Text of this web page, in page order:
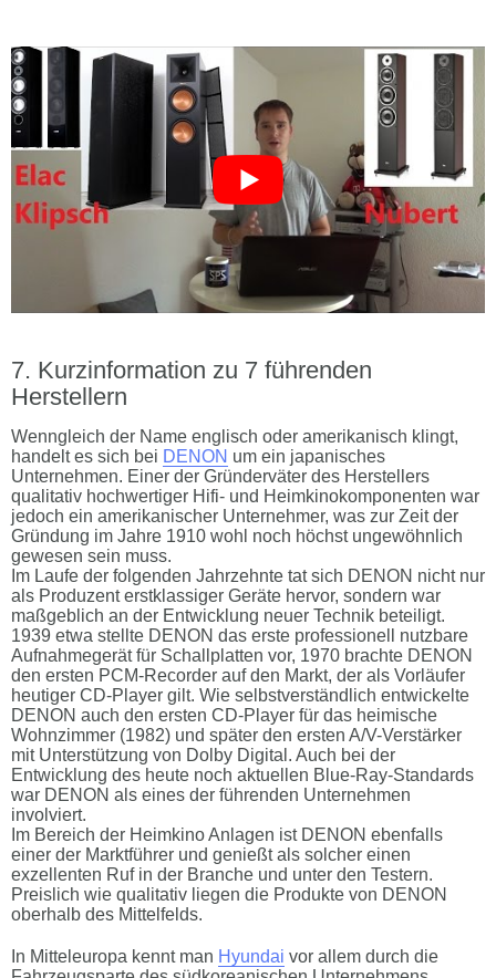
Kurzinformation zu 7 führenden
Herstellern
Wenngleich der Name englisch oder amerikanisch klingt,
handelt es sich bei DENON um ein japanisches
Unternehmen. Einer der Gründerväter des Herstellers
qualitativ hochwertiger Hifi- und Heimkinokomponenten war
jedoch ein amerikanischer Unternehmer, was zur Zeit der
Gründung im Jahre 1910 wohl noch höchst ungewöhnlich
gewesen sein muss.
Im Laufe der folgenden Jahrzehnte tat sich DENON nicht nur
als Produzent erstklassiger Geräte hervor, sondern war
maßgeblich an der Entwicklung neuer Technik beteiligt.
1939 etwa stellte DENON das erste professionell nutzbare
Aufnahmegerät für Schallplatten vor, 1970 brachte DENON
den ersten PCM-Recorder auf den Markt, der als Vorläufer
heutiger CD-Player gilt. Wie selbstverständlich entwickelte
DENON auch den ersten CD-Player für das heimische
Wohnzimmer (1982) und später den ersten A/V-Verstärker
mit Unterstützung von Dolby Digital. Auch bei der
Entwicklung des heute noch aktuellen Blue-Ray-Standards
war DENON als eines der führenden Unternehmen
involviert.
Im Bereich der Heimkino Anlagen ist DENON ebenfalls
einer der Marktführer und genießt als solcher einen
exzellenten Ruf in der Branche und unter den Testern.
Preislich wie qualitativ liegen die Produkte von DENON
oberhalb des Mittelfelds.
In Mitteleuropa kennt man Hyundai vor allem durch die